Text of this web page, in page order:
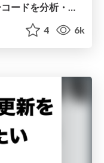
「バイブス静的解析」でレガシーコードを分析・改善しよう
4 6k